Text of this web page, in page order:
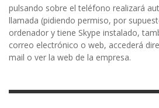
pulsando sobre el teléfono realizará
llamada (pidiendo permiso, por
ordenador y tiene Skype instalado,
correo electrónico o web, accederá
mail o ver la web de la empresa.